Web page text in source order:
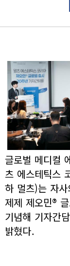
글로벌 메디컬
츠 에스테틱스
하 멀츠)는 자
제제 제오민®
기념해 기자간
밝혔다.